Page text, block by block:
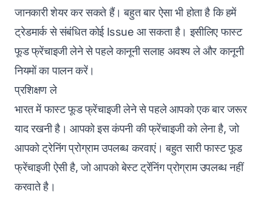
जानकारी शेयर कर सकते हैं। बहुत बार ऐसा भी होता है कि हमें
ट्रेडमार्क से संबंधित कोई Issue आ सकता है। इसीलिए फास्ट
फूड फ्रेंचाइजी लेने से पहले कानूनी सलाह अवश्य ले और कानूनी
नियमों का पालन करें।
प्रशिक्षण ले
भारत में फास्ट फूड फ्रेंचाइजी लेने से पहले आपको एक बार जरूर
याद रखनी है। आपको इस कंपनी की फ्रेंचाइजी को लेना है, जो
आपको ट्रेनिंग प्रोग्राम उपलब्ध करवाएं। बहुत सारी फास्ट फूड
फ्रेंचाइजी ऐसी है, जो आपको बेस्ट ट्रेंनिंग प्रोग्राम उपलब्ध नहीं
करवाते है।